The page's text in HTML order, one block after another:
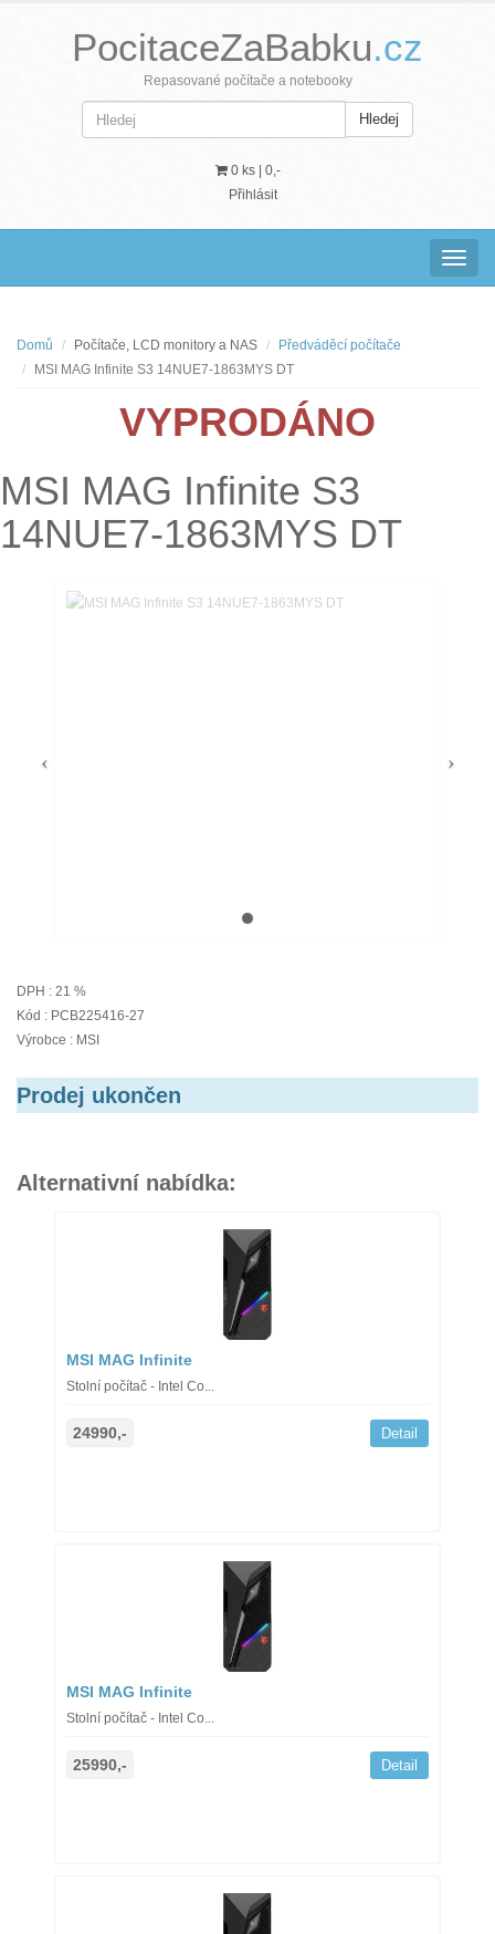
PocitaceZaBabku.cz
Repasované počítače a notebooky
Hledej
0 ks | 0,-
Přihlásit
Domů Počítače, LCD monitory a NAS
Předváděcí počítače
MSI MAG Infinite S3 14NUE7-1863MYS DT
VYPRODÁNO
MSI MAG Infinite S3
14NUE7-1863MYS DT
DPH : 21 %
Kód : PCB225416-27
Výrobce : MSI
Prodej ukončen
Alternativní nabídka:
MSI MAG Infinite
Stolní počítač - Intel Co...
24990,- Detail
MSI MAG Infinite
Stolní počítač - Intel Co...
25990,- Detail